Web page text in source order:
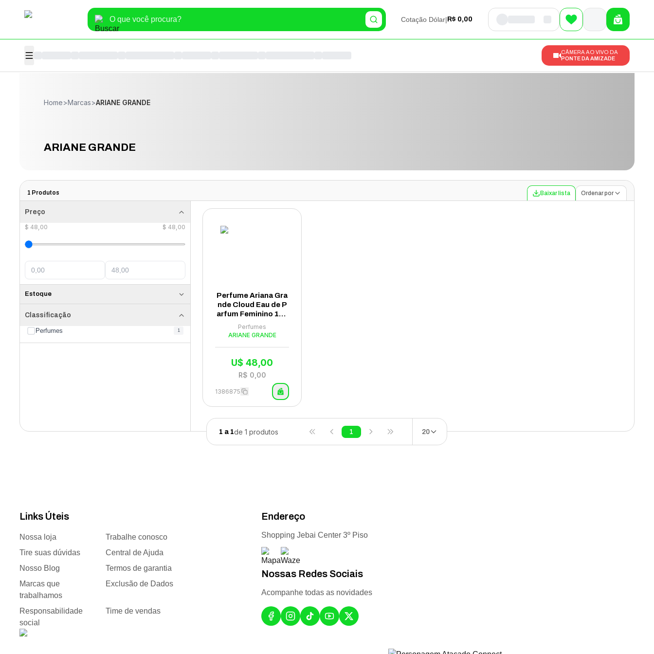
Cotação Dólar| R$ 0,00
CÂMERA AO VIVO DA
PONTE DA AMIZADE
Home>Marcas>ARIANE GRANDE
ARIANE GRANDE
1 Produtos Baixar lista Ordenar por
Preço
$ 48,00 $ 48,00
Estoque
Classificação
Perfumes 1
Perfume Ariana Gra
nde Cloud Eau de P
arfum Feminino 100
ml
Perfumes
ARIANE GRANDE
U$48,00
R$ 0,00
1386875
1 a 1de1 produtos 1 20
Links Úteis
Nossa loja
Trabalhe conosco
Tire suas dúvidas
Central de Ajuda
Nosso Blog
Termos de garantia
Marcas que
trabalhamos
Exclusão de Dados
Responsabilidade
social
Time de vendas
Endereço
Shopping Jebai Center 3º Piso
Nossas Redes Sociais
Acompanhe todas as novidades